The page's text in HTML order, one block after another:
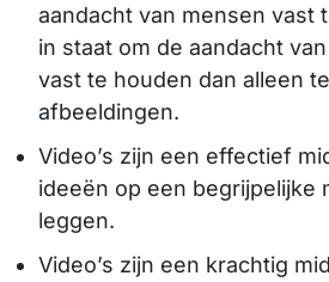
aandacht van mensen vast
in staat om de aandacht
vast te houden dan alleen
afbeeldingen.
Video’s zijn een effectief
ideeën op een begrijpelijke
leggen.
Video’s zijn een krachtig